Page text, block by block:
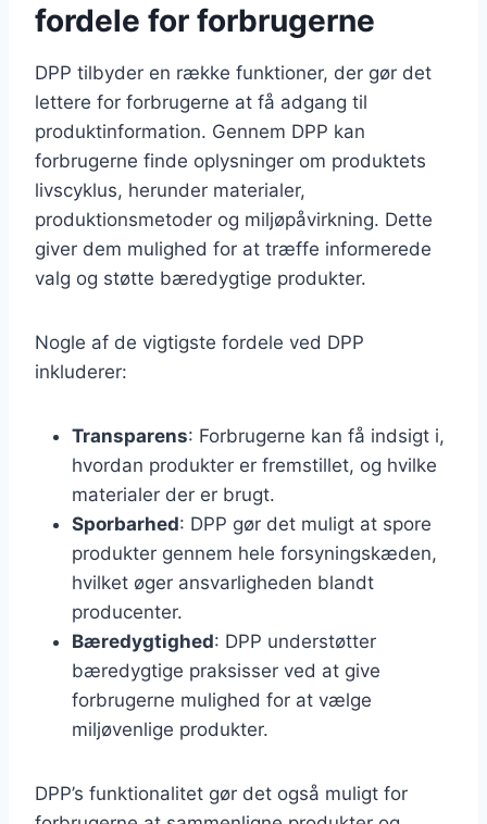
fordele for forbrugerne
DPP tilbyder en række funktioner, der gør det
lettere for forbrugerne at få adgang til
produktinformation. Gennem DPP kan
forbrugerne finde oplysninger om produktets
livscyklus, herunder materialer,
produktionsmetoder og miljøpåvirkning. Dette
giver dem mulighed for at træffe informerede
valg og støtte bæredygtige produkter.
Nogle af de vigtigste fordele ved DPP
inkluderer:
Transparens: Forbrugerne kan få indsigt i,
hvordan produkter er fremstillet, og hvilke
materialer der er brugt.
Sporbarhed: DPP gør det muligt at spore
produkter gennem hele forsyningskæden,
hvilket øger ansvarligheden blandt
producenter.
Bæredygtighed: DPP understøtter
bæredygtige praksisser ved at give
forbrugerne mulighed for at vælge
miljøvenlige produkter.
DPP’s funktionalitet gør det også muligt for